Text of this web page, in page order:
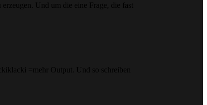
Und um die eine Frage, die fast
=mehr Output. Und so schreiben